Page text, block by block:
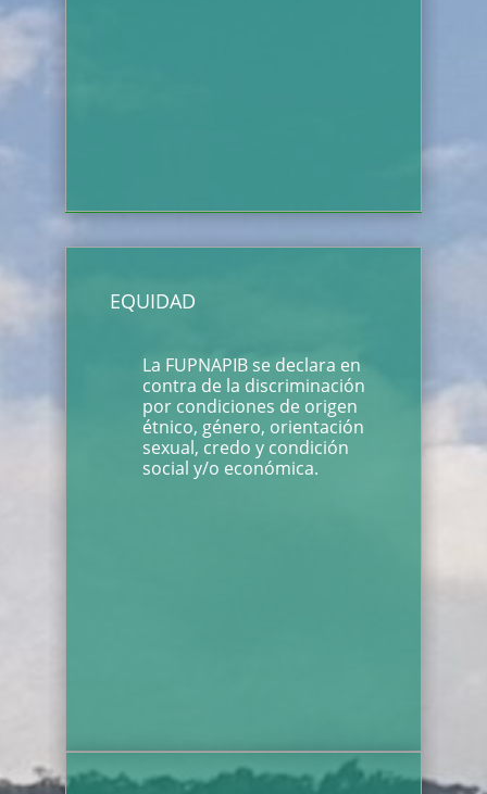
EQUIDAD
La FUPNAPIB se declara en
contra de la discriminación
por condiciones de origen
étnico, género, orientación
sexual, credo y condición
social y/o económica.